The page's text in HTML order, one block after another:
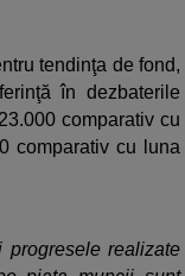
tendinţa de fond,
în dezbaterile
comparativ cu
comparativ cu luna
progresele realizate